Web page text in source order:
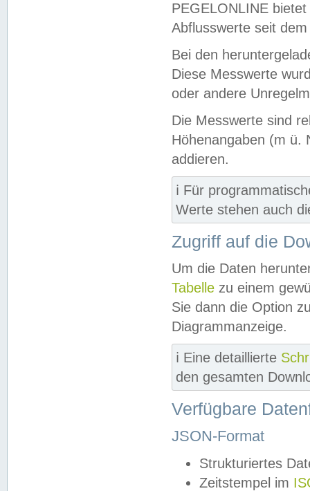
PEGELONLINE
Abflusswerte seit
Bei den
Diese Messwerte
oder andere
Die Messwerte sind
Höhenangaben (m ü.
addieren.
ℹ️ Für
Werte stehen auch
Zugriff auf die
Um die Daten
Tabelle zu einem
Sie dann die Option
Diagrammanzeige.
ℹ️ Eine detaillierte
den gesamten
Verfügbare
JSON-Format
Strukturiertes
Zeitstempel im